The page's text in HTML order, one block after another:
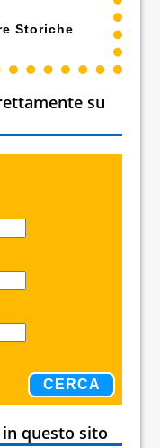
Storiche
su
CERCA
questo sito